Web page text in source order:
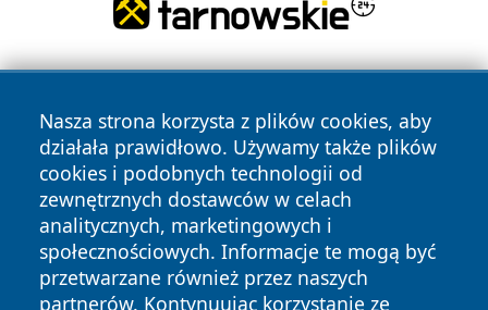
Nasza strona korzysta z plików cookies, aby
działała prawidłowo. Używamy także plików
cookies i podobnych technologii od
zewnętrznych dostawców w celach
analitycznych, marketingowych i
społecznościowych. Informacje te mogą być
przetwarzane również przez naszych
partnerów. Kontynuując korzystanie ze
Copyright © 2026 katowicelove.pl Wszystkie prawa
zastrzeżone.
Polityka Polityka